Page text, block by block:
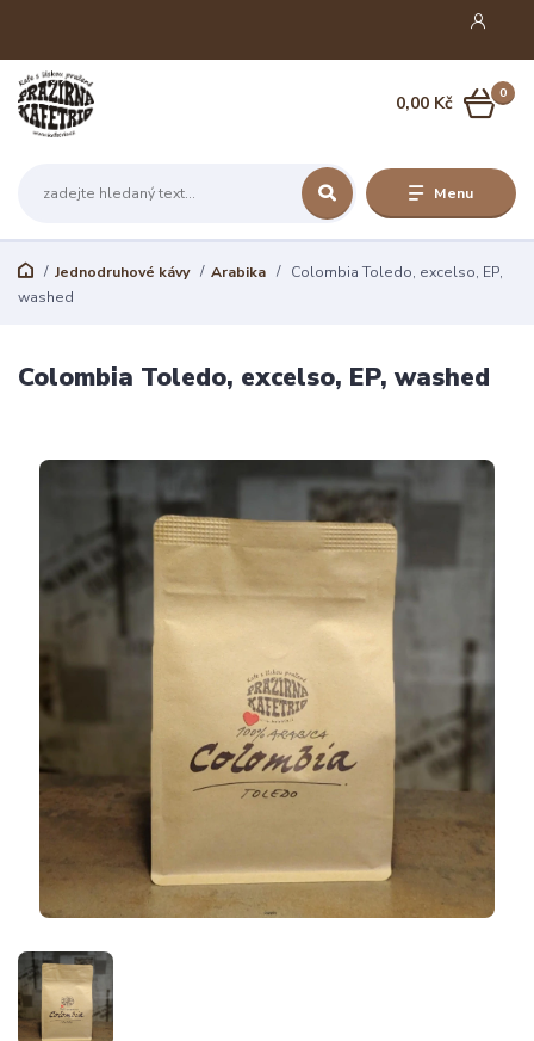
Menu
0
0,00 Kč
Jednodruhové kávy Arabika
Colombia Toledo, excelso, EP,
washed
Colombia Toledo, excelso, EP, washed